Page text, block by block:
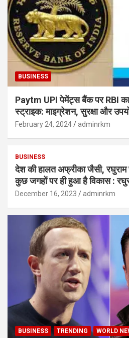
BUSINESS
Paytm UPI पेमेंट्स बैंक पर RBI
स्ट्राइक: माइग्रेशन, सुरक्षा और
February 24, 2024 adminrkm
BUSINESS
देश की हालत अफ्रीका जैसी, रघुराम
कुछ जगहों पर ही हुआ है विकास :
December 16, 2023 adminrkm
BUSINESS TRENDING WORLD